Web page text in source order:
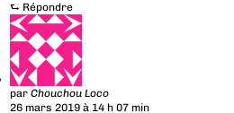
⮑ Répondre
parChouchou Loco
26 mars 2019 à 14 h 07 min